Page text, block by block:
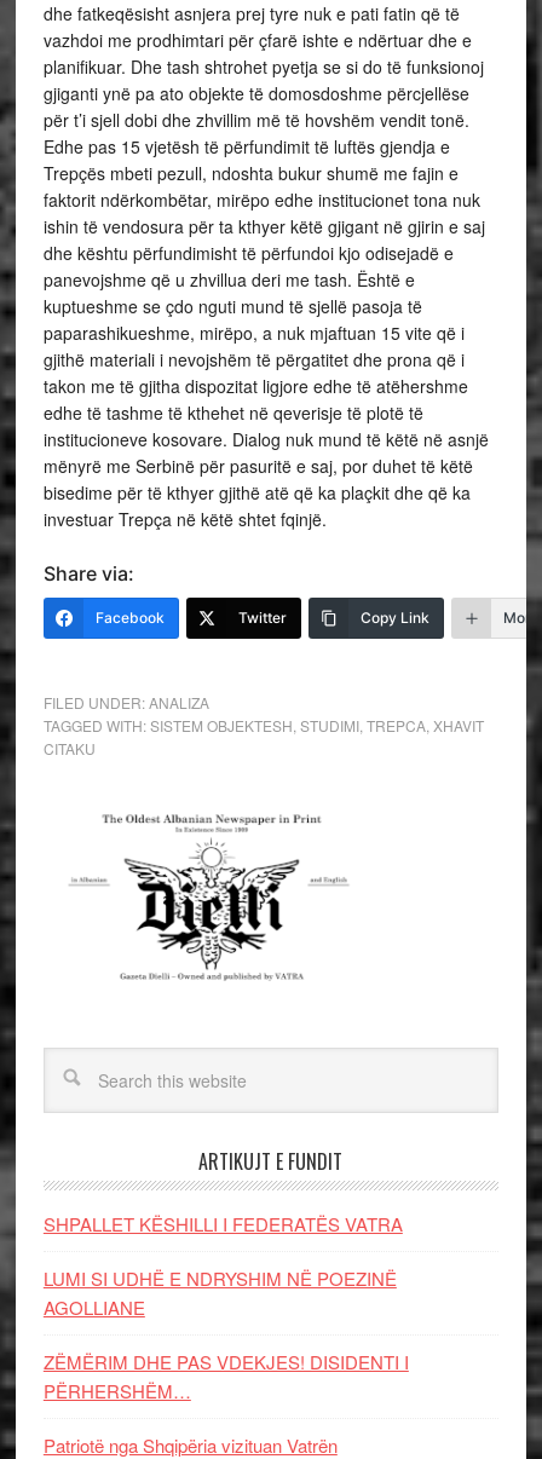
dhe fatkeqësisht asnjera prej tyre nuk e pati fatin që të
vazhdoi me prodhimtari për çfarë ishte e ndërtuar dhe e
planifikuar. Dhe tash shtrohet pyetja se si do të funksionoj
gjiganti ynë pa ato objekte të domosdoshme përcjellëse
për t’i sjell dobi dhe zhvillim më të hovshëm vendit tonë.
Edhe pas 15 vjetësh të përfundimit të luftës gjendja e
Trepçës mbeti pezull, ndoshta bukur shumë me fajin e
faktorit ndërkombëtar, mirëpo edhe institucionet tona nuk
ishin të vendosura për ta kthyer këtë gjigant në gjirin e saj
dhe kështu përfundimisht të përfundoi kjo odisejadë e
panevojshme që u zhvillua deri me tash. Është e
kuptueshme se çdo nguti mund të sjellë pasoja të
paparashikueshme, mirëpo, a nuk mjaftuan 15 vite që i
gjithë materiali i nevojshëm të përgatitet dhe prona që i
takon me të gjitha dispozitat ligjore edhe të atëhershme
edhe të tashme të kthehet në qeverisje të plotë të
institucioneve kosovare. Dialog nuk mund të këtë në asnjë
mënyrë me Serbinë për pasuritë e saj, por duhet të këtë
bisedime për të kthyer gjithë atë që ka plaçkit dhe që ka
investuar Trepça në këtë shtet fqinjë.
Share via:
Facebook Twitter Copy Link More
FILED UNDER:ANALIZA
TAGGED WITH:SISTEM OBJEKTESH STUDIMI, TREPCA, XHAVIT
CITAKU
ARTIKUJT E FUNDIT
SHPALLET KËSHILLI I FEDERATËS VATRA
LUMI SI UDHË E NDRYSHIM NË POEZINË
AGOLLIANE
ZËMËRIM DHE PAS VDEKJES! DISIDENTI I
PËRHERSHËM…
Patriotë nga Shqipëria vizituan Vatrën